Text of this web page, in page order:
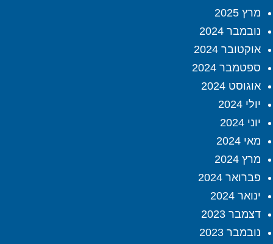
מרץ 2025
נובמבר 2024
אוקטובר 2024
ספטמבר 2024
אוגוסט 2024
יולי 2024
יוני 2024
מאי 2024
מרץ 2024
פברואר 2024
ינואר 2024
דצמבר 2023
נובמבר 2023